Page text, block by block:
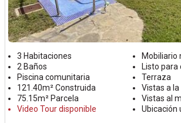
3 Habitaciones
2 Baños
Piscina comunitaria
121.40m² Construida
75.15m² Parcela
Video Tour disponible
Mobiliario
Listo para
Terraza
Vistas a la
Vistas al
Ubicación